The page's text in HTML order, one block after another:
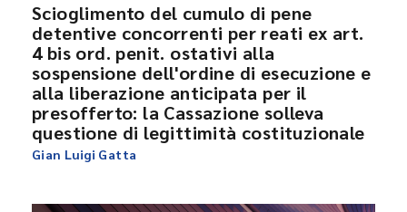
Scioglimento del cumulo di pene
detentive concorrenti per reati ex art.
4 bis ord. penit. ostativi alla
sospensione dell'ordine di esecuzione e
alla liberazione anticipata per il
presofferto: la Cassazione solleva
questione di legittimità costituzionale
Gian Luigi Gatta